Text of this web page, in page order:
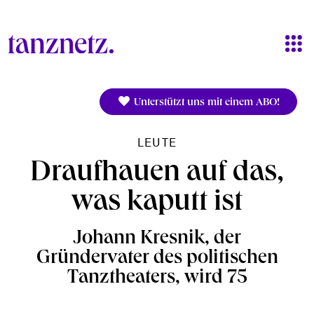
Unterstützt uns mit einem ABO!
LEUTE
Draufhauen auf das,
was kaputt ist
Johann Kresnik, der
Gründervater des politischen
Tanztheaters, wird 75